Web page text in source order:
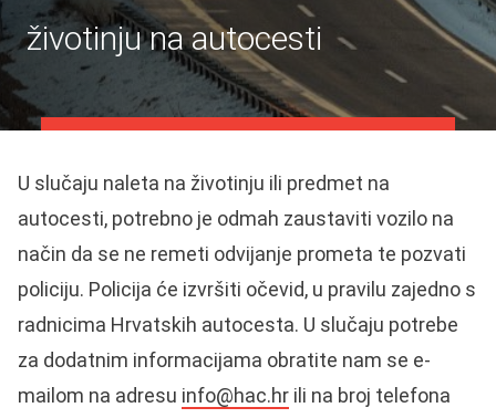
Disleksija:
životinju na autocesti
U slučaju naleta na životinju ili predmet na
autocesti, potrebno je odmah zaustaviti vozilo na
način da se ne remeti odvijanje prometa te pozvati
policiju. Policija će izvršiti očevid, u pravilu zajedno s
radnicima Hrvatskih autocesta. U slučaju potrebe
za dodatnim informacijama obratite nam se e-
mailom na adresu info@hac.hr ili na broj telefona